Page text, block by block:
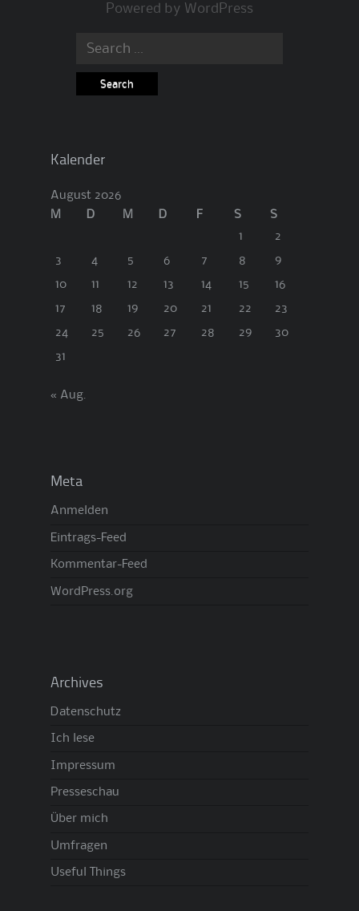
Powered by WordPress
Search
Kalender
August 2026
M
D M D F S
S
1
2
3 4 5 6 7 8 9
10 11 12 13 14 15 16
17 18 19 20 21 22 23
24 25 26 27 28 29 30
31
« Aug.
Meta
Anmelden
Eintrags-Feed
Kommentar-Feed
WordPress.org
Archives
Datenschutz
Ich lese
Impressum
Presseschau
Über mich
Umfragen
Useful Things